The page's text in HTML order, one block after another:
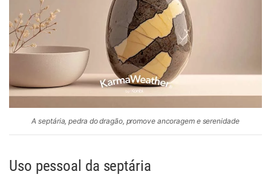
A septária, pedra do dragão, promove ancoragem e serenidade
Uso pessoal da septária